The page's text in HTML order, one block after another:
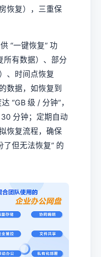
恢复），三重保
“一键恢复” 功
所有数据）、部分
、时间点恢复
数据，如恢复到
“GB 级 / 分钟”，
分钟；定期自动
恢复流程，确保
了但无法恢复” 的